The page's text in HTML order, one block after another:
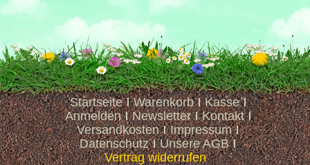
Startseite Warenkorb
Kasse
Anmelden
Newsletter
Kontakt
Versandkosten
Impressum
Datenschutz
Unsere AGB
Vertrag widerrufen